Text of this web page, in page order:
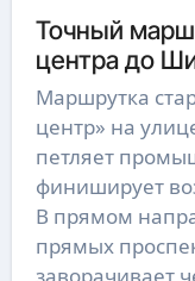
Точный
центра до
Маршрутка
центр» на
петляет
финиширует
В прямом
прямых